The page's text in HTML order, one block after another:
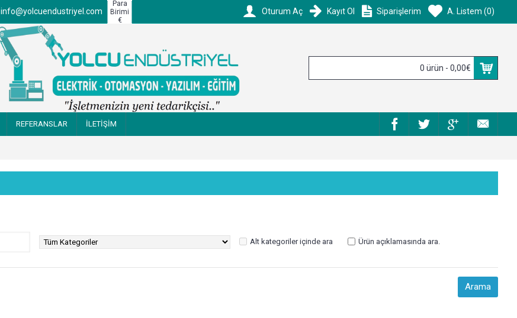
info@yolcuendustriyel.com
Para
Birimi
€
Oturum Aç Kayıt Ol Siparişlerim A. Listem (0)
0 ürün - 0,00€
REFERANSLAR İLETİŞİM
Alt kategoriler içinde ara Ürün açıklamasında ara.